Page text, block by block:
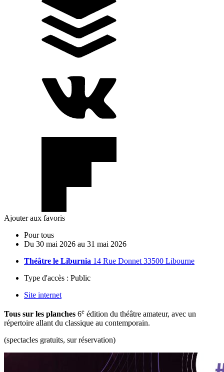
Ajouter aux favoris
Pour tous
Du 30 mai 2026 au 31 mai 2026
Théâtre le Liburnia 14 Rue Donnet 33500 Libourne
Type d'accès : Public
Site internet
Tous sur les planches 6e édition du théâtre amateur, avec un
répertoire allant du classique au contemporain.
(spectacles gratuits, sur réservation)